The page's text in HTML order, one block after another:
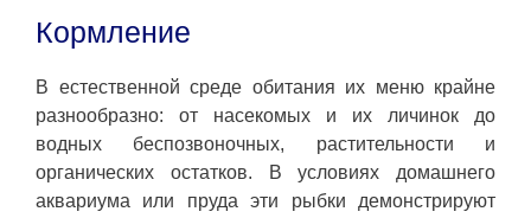
Кормление
В естественной среде обитания их меню крайне
разнообразно: от насекомых и их личинок до
водных беспозвоночных, растительности и
органических остатков. В условиях домашнего
аквариума или пруда эти рыбки демонстрируют